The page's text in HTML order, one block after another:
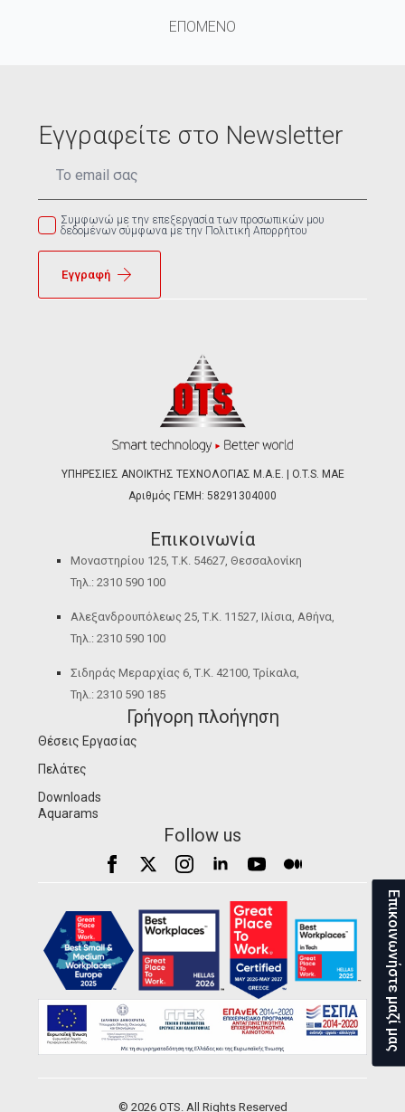
ΕΠΟΜΕΝΟ
Εγγραφείτε στο Newsletter
Συμφωνώ με την επεξεργασία των προσωπικών μου
δεδομένων σύμφωνα με την Πολιτική Απορρήτου
Εγγραφή
ΥΠΗΡΕΣΙΕΣ ΑΝΟΙΚΤΗΣ ΤΕΧΝΟΛΟΓΙΑΣ Μ.Α.Ε. | O.T.S. ΜΑΕ
Αριθμός ΓΕΜΗ: 58291304000
Επικοινωνία
Μοναστηρίου 125, Τ.Κ. 54627, Θεσσαλονίκη
Τηλ.: 2310 590 100
Αλεξανδρουπόλεως 25, Τ.Κ. 11527, Ιλίσια, Αθήνα,
Τηλ.: 2310 590 100
Σιδηράς Μεραρχίας 6, Τ.Κ. 42100, Τρίκαλα,
Τηλ.: 2310 590 185
Γρήγορη πλοήγηση
Θέσεις Εργασίας
Πελάτες
Downloads
Aquarams
Follow us
© 2026 OTS. All Rights Reserved
Επικοινωνήστε μαζί μας